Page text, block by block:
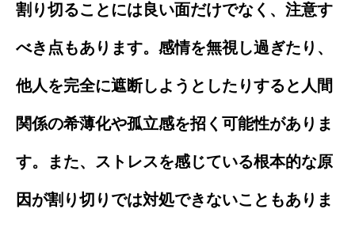
割り切ることには良い面だけでなく、注意す
べき点もあります。感情を無視し過ぎたり、
他人を完全に遮断しようとしたりすると人間
関係の希薄化や孤立感を招く可能性がありま
す。また、ストレスを感じている根本的な原
因が割り切りでは対処できないこともありま